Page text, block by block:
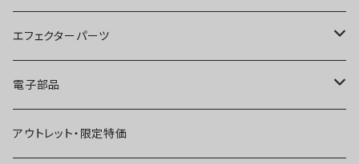
ファズ
プリアンプ
空間系
ディストーション
ファズ
空間系
オーバードライブ
ディストーション
ファズ
オーバードライブ
ディストーション
ファズ
エフェクターパーツ
スイッチ
ジャック
電子部品
IC
アウトレット・限定特価